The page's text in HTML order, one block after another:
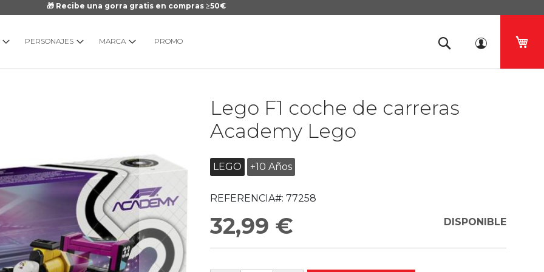
🎁 Recibe una gorra gratis en compras ≥50€
PERSONAJES MARCA PROMO
Lego F1 coche de carreras
Academy Lego
LEGO +10 Años
REFERENCIA#: 77258
32,99 € DISPONIBLE
galería
imágenes